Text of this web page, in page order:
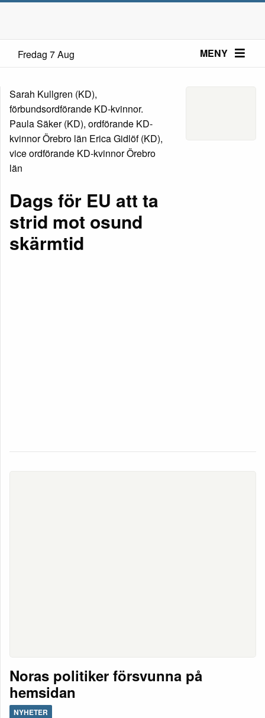
Fredag 7 Aug MENY
Sarah Kullgren (KD),
förbundsordförande KD-kvinnor.
Paula Säker (KD), ordförande KD-
kvinnor Örebro län Erica Gidlöf (KD),
vice ordförande KD-kvinnor Örebro
län
Dags för EU att ta
strid mot osund
skärmtid
Noras politiker försvunna på
hemsidan
NYHETER